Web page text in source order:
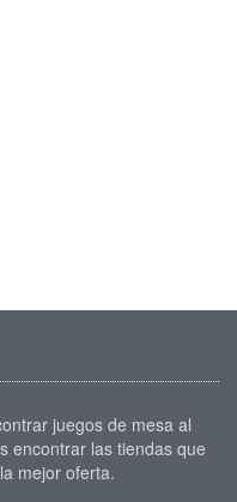
juegos de mesa al
encontrar las tiendas que
mejor oferta.